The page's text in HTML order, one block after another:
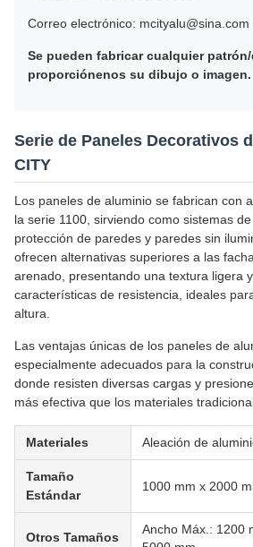
Correo electrónico: mcityalu@sina.com
Se pueden fabricar cualquier
proporciónenos su dibujo o imagen.
Serie de Paneles Decorativos
CITY
Los paneles de aluminio se fabrican con
la serie 1100, sirviendo como sistemas
protección de paredes y paredes sin
ofrecen alternativas superiores a las
arenado, presentando una textura ligera
características de resistencia, ideales
altura.
Las ventajas únicas de los paneles de
especialmente adecuados para la
donde resisten diversas cargas y
más efectiva que los materiales
Materiales Aleación de
Tamaño
Estándar
1000 mm x 2000
Otros Tamaños
Ancho Máx.: 1200